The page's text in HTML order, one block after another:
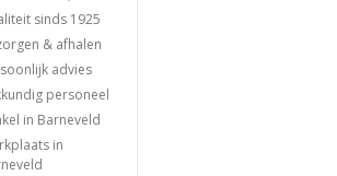
sinds 1925
& afhalen
advies
personeel
in Barneveld
in